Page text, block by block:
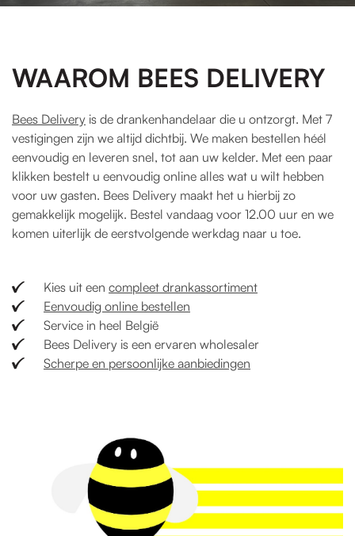
WAAROM BEES DELIVERY
Bees Delivery is de drankenhandelaar die u ontzorgt. Met 7
vestigingen zijn we altijd dichtbij. We maken bestellen héél
eenvoudig en leveren snel, tot aan uw kelder. Met een paar
klikken bestelt u eenvoudig online alles wat u wilt hebben
voor uw gasten. Bees Delivery maakt het u hierbij zo
gemakkelijk mogelijk. Bestel vandaag voor 12.00 uur en we
komen uiterlijk de eerstvolgende werkdag naar u toe.
Kies uit een compleet drankassortiment
Eenvoudig online bestellen
Service in heel België
Bees Delivery is een ervaren wholesaler
Scherpe en persoonlijke aanbiedingen